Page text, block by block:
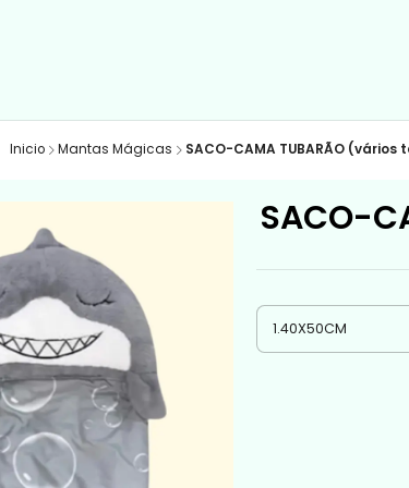
Inicio Mantas Mágicas SACO-CAMA TUBARÃO (vários
SACO-